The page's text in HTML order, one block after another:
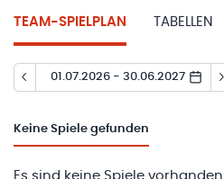
TEAM-SPIELPLAN TABELLEN
01.07.2026 - 30.06.2027
Keine Spiele gefunden
Es sind keine Spiele